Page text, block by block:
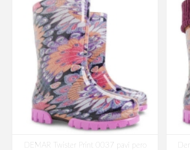
DEMAR Twister Print 0037 paví pero